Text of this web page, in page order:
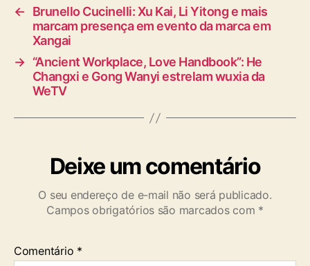
i
o
←
Brunello Cucinelli: Xu Kai, Li Yitong e mais
marcam presença em evento da marca em
Xangai
→ “Ancient Workplace, Love Handbook”: He
Changxi e Gong Wanyi estrelam wuxia da
WeTV
Deixe um comentário
O seu endereço de e-mail não será publicado.
Campos obrigatórios são marcados com *
Comentário *